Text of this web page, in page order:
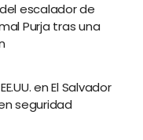
escalador de
Purja tras una
en El Salvador
seguridad